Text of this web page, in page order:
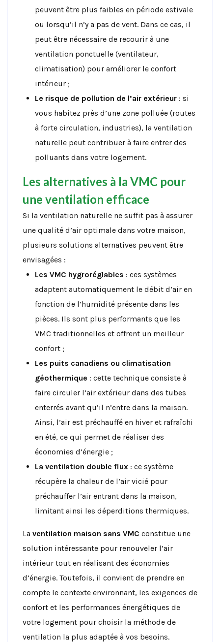
peuvent être plus faibles en période estivale
ou lorsqu’il n’y a pas de vent. Dans ce cas, il
peut être nécessaire de recourir à une
ventilation ponctuelle (ventilateur,
climatisation) pour améliorer le confort
intérieur ;
Le risque de pollution de l’air extérieur : si
vous habitez près d’une zone polluée (routes
à forte circulation, industries), la ventilation
naturelle peut contribuer à faire entrer des
polluants dans votre logement.
Les alternatives à la VMC pour
une ventilation efficace
Si la ventilation naturelle ne suffit pas à assurer
une qualité d’air optimale dans votre maison,
plusieurs solutions alternatives peuvent être
envisagées :
Les VMC hygroréglables : ces systèmes
adaptent automatiquement le débit d’air en
fonction de l’humidité présente dans les
pièces. Ils sont plus performants que les
VMC traditionnelles et offrent un meilleur
confort ;
Les puits canadiens ou climatisation
géothermique : cette technique consiste à
faire circuler l’air extérieur dans des tubes
enterrés avant qu’il n’entre dans la maison.
Ainsi, l’air est préchauffé en hiver et rafraîchi
en été, ce qui permet de réaliser des
économies d’énergie ;
La ventilation double flux : ce système
récupère la chaleur de l’air vicié pour
préchauffer l’air entrant dans la maison,
limitant ainsi les déperditions thermiques.
La ventilation maison sans VMC constitue une
solution intéressante pour renouveler l’air
intérieur tout en réalisant des économies
d’énergie. Toutefois, il convient de prendre en
compte le contexte environnant, les exigences de
confort et les performances énergétiques de
votre logement pour choisir la méthode de
ventilation la plus adaptée à vos besoins.